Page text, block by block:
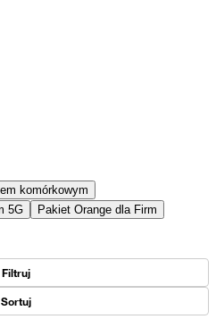
komórkowym
5G
Pakiet Orange dla Firm
Filtruj
Sortuj